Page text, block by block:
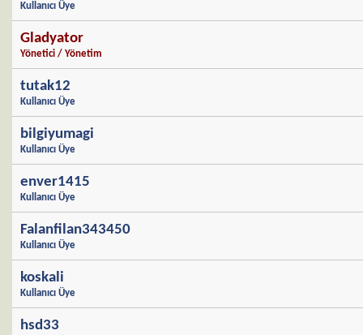
Kullanıcı Üye
Gladyator
Yönetici / Yönetim
tutak12
Kullanıcı Üye
bilgiyumagi
Kullanıcı Üye
enver1415
Kullanıcı Üye
Falanfilan343450
Kullanıcı Üye
koskali
Kullanıcı Üye
hsd33